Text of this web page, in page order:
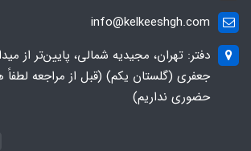
info@kelkeeshgh.com
دفتر: تهران، مجیدیه شمالی، پایین‌تر از
جعفری (گلستان یکم) (قبل از مراجعه
حضوری نداریم)